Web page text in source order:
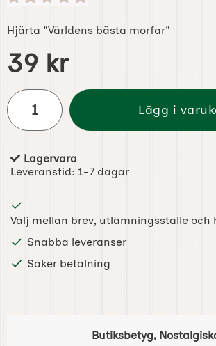
Hjärta "Världens bästa morfar"
Handla denna produkt Hjärta "Världens
pris
39 kr
antal
Lägg i
Tillgänglighet:
Lagervara
Leveranstid: 1-7 dagar
Välj mellan brev, utlämningsställe och
Snabba leveranser
Säker betalning
Butiksbetyg,